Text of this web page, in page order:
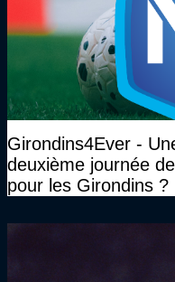
Girondins4Ever -
deuxième journée
pour les Girondins ?